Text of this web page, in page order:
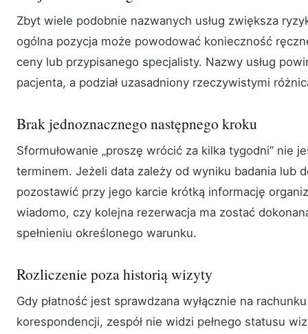
Zbyt wiele podobnie nazwanych usług zwiększa
ogólna pozycja może powodować konieczność
ceny lub przypisanego specjalisty. Nazwy usług
pacjenta, a podział uzasadniony rzeczywistymi
Brak jednoznacznego następnego kroku
Sformułowanie „proszę wrócić za kilka tygodni” nie
terminem. Jeżeli data zależy od wyniku badania lub
pozostawić przy jego karcie krótką informację
wiadomo, czy kolejna rezerwacja ma zostać
spełnieniu określonego warunku.
Rozliczenie poza historią wizyty
Gdy płatność jest sprawdzana wyłącznie na
korespondencji, zespół nie widzi pełnego statusu